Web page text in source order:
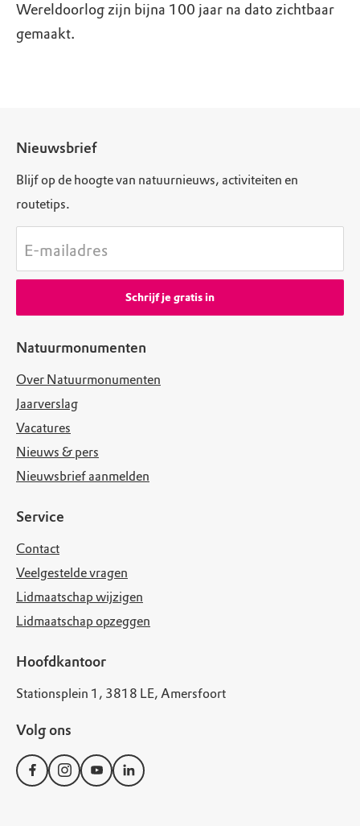
Wereldoorlog zijn bijna 100 jaar na dato zichtbaar
gemaakt.
Natuurmonumenten
Over Natuurmonumenten
Jaarverslag
Vacatures
Nieuws & pers
Nieuwsbrief aanmelden
Service
Contact
Veelgestelde vragen
Lidmaatschap wijzigen
Lidmaatschap opzeggen
Hoofdkantoor
Stationsplein 1, 3818 LE, Amersfoort
Volg ons
Nieuwsbrief
Blijf op de hoogte van natuurnieuws, activiteiten en
routetips.
E-mailadres
Schrijf je gratis in